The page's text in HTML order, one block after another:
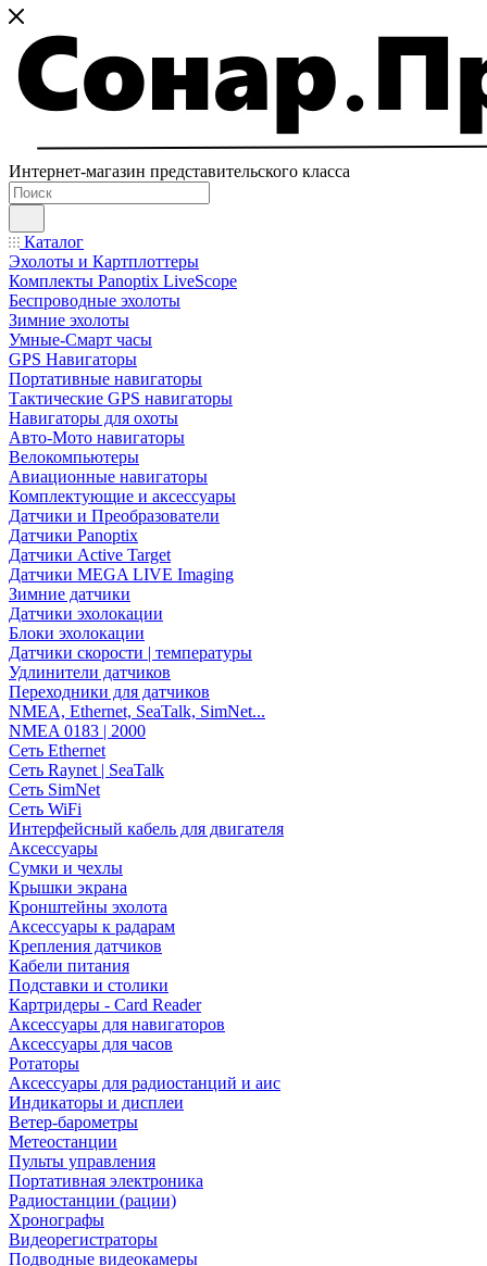
Интернет-магазин представительского класса
Каталог
Эхолоты и Картплоттеры
Комплекты Panoptix LiveScope
Беспроводные эхолоты
Зимние эхолоты
Умные-Смарт часы
GPS Навигаторы
Портативные навигаторы
Тактические GPS навигаторы
Навигаторы для охоты
Авто-Мото навигаторы
Велокомпьютеры
Авиационные навигаторы
Комплектующие и аксессуары
Датчики и Преобразователи
Датчики Panoptix
Датчики Active Target
Датчики MEGA LIVE Imaging
Зимние датчики
Датчики эхолокации
Блоки эхолокации
Датчики скорости | температуры
Удлинители датчиков
Переходники для датчиков
NMEA, Ethernet, SeaTalk, SimNet...
NMEA 0183 | 2000
Сеть Ethernet
Сеть Raynet | SeaTalk
Сеть SimNet
Сеть WiFi
Интерфейсный кабель для двигателя
Аксессуары
Сумки и чехлы
Крышки экрана
Кронштейны эхолота
Аксессуары к радарам
Крепления датчиков
Кабели питания
Подставки и столики
Картридеры - Card Reader
Аксессуары для навигаторов
Аксессуары для часов
Ротаторы
Аксессуары для радиостанций и аис
Индикаторы и дисплеи
Ветер-барометры
Метеостанции
Пульты управления
Портативная электроника
Радиостанции (рации)
Хронографы
Видеорегистраторы
Подводные видеокамеры